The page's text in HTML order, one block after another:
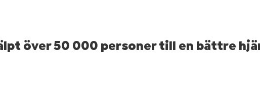
över 50 000 personer till en bättre